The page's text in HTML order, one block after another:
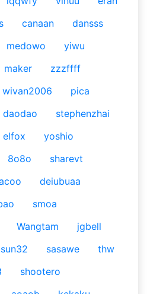
canaan
dansss
medowo
yiwu
maker
zzzffff
wivan2006
pica
daodao
stephenzhai
elfox
yoshio
8o8o
sharevt
deiubuaa
smoa
Wangtam
jgbell
sasawe
thw
shootero